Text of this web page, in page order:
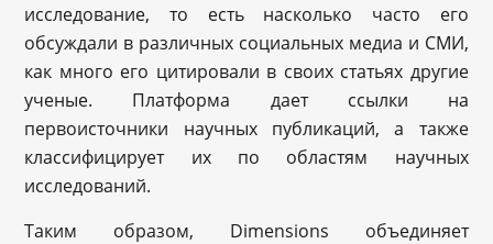
исследование, то есть насколько часто его
обсуждали в различных социальных медиа и СМИ,
как много его цитировали в своих статьях другие
ученые. Платформа дает ссылки на
первоисточники научных публикаций, а также
классифицирует их по областям научных
исследований.
Таким образом, Dimensions объединяет